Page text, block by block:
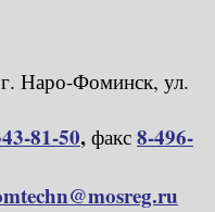
Наро-Фоминск, ул.
81-50, факс 8-496-